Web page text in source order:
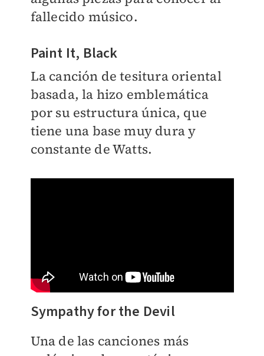
fallecido músico.
Paint It, Black
La canción de tesitura oriental
basada, la hizo emblemática
por su estructura única, que
tiene una base muy dura y
constante de Watts.
Sympathy for the Devil
Una de las canciones más